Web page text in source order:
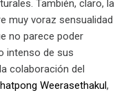
También, claro, la
muy voraz sensualidad
no parece poder
intenso de sus
colaboración del
Weerasethakul,